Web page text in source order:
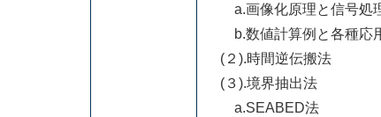
a.画像化原理と信号処
b.数値計算例と各種応
(２).時間逆伝搬法
(３).境界抽出法
a.SEABED法